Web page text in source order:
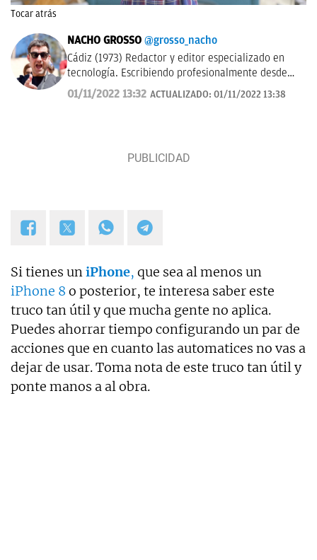
Tocar atrás
NACHO GROSSO @grosso_nacho
Cádiz (1973) Redactor y editor especializado en
tecnología. Escribiendo profesionalmente desde
2017 para medios de difusión y blogs en español.
01/11/2022 13:32 ACTUALIZADO: 01/11/2022 13:38
Si tienes uniPhone, que sea al menos un
iPhone 8 o posterior, te interesa saber este
truco tan útil y que mucha gente no aplica.
Puedes ahorrar tiempo configurando un par de
acciones que en cuanto las automatices no vas a
dejar de usar. Toma nota de este truco tan útil y
ponte manos a al obra.